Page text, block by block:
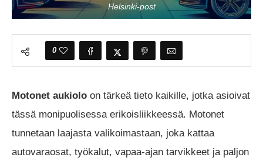
Helsinki-post
0
Motonet aukiolo on tärkeä tieto kaikille, jotka asioivat
tässä monipuolisessa erikoisliikkeessä. Motonet
tunnetaan laajasta valikoimastaan, joka kattaa
autovaraosat, työkalut, vapaa-ajan tarvikkeet ja paljon